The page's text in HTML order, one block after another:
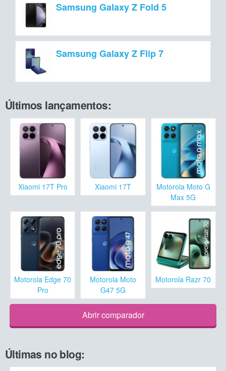
Samsung Galaxy Z Fold 5
Samsung Galaxy Z Flip 7
Últimos lançamentos:
Xiaomi 17T Pro Xiaomi 17T
Motorola Moto G
Max 5G
Motorola Edge 70
Pro
Motorola Moto
G47 5G
Motorola Razr 70
Abrir comparador
Últimas no blog: